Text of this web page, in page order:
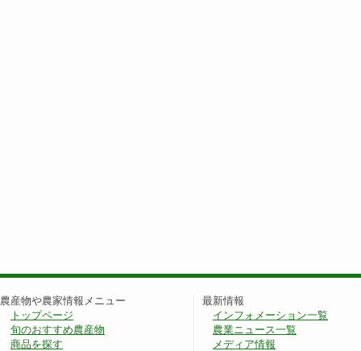
農産物や農家情報メニュー
トップページ
旬のおすすめ農産物
商品を探す
最新情報
インフォメーション一覧
農業ニュース一覧
メディア情報